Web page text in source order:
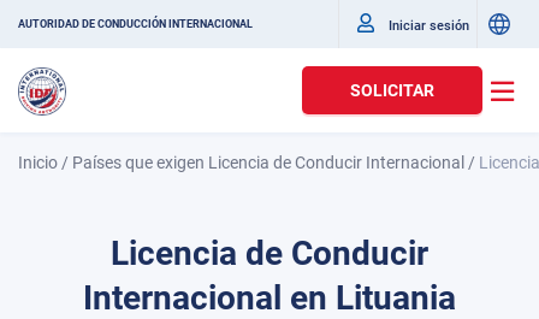
AUTORIDAD DE CONDUCCIÓN INTERNACIONAL Iniciar sesión
SOLICITAR
Inicio / Países que exigen Licencia de Conducir Internacional /
Licencia de Conducir
Internacional en Lituania